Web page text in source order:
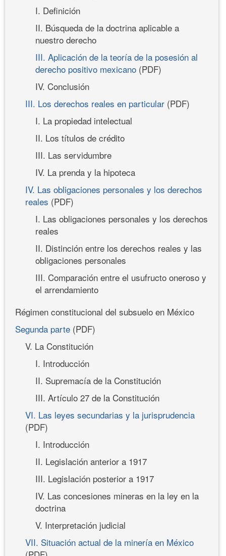
I. Definición
II. Búsqueda de la doctrina aplicable a
nuestro derecho
III. Aplicación de la teoría de la posesión al
derecho positivo mexicano (PDF)
IV. Conclusión
III. Los derechos reales en particular (PDF)
I. La propiedad intelectual
II. Los títulos de crédito
III. Las servidumbre
IV. La prenda y la hipoteca
IV. Las obligaciones personales y los derechos
reales (PDF)
I. Las obligaciones personales y los derechos
reales
II. Distinción entre los derechos reales y las
obligaciones personales
III. Comparación entre el usufructo oneroso y
el arrendamiento
Régimen constitucional del subsuelo en México
Segunda parte (PDF)
V. La Constitución
I. Introducción
II. Supremacía de la Constitución
III. Artículo 27 de la Constitución
VI. Las leyes secundarias y la jurisprudencia
(PDF)
I. Introducción
II. Legislación anterior a 1917
III. Legislación posterior a 1917
IV. Las concesiones mineras en la ley en la
doctrina
V. Interpretación judicial
VII. Situación actual de la minería en México